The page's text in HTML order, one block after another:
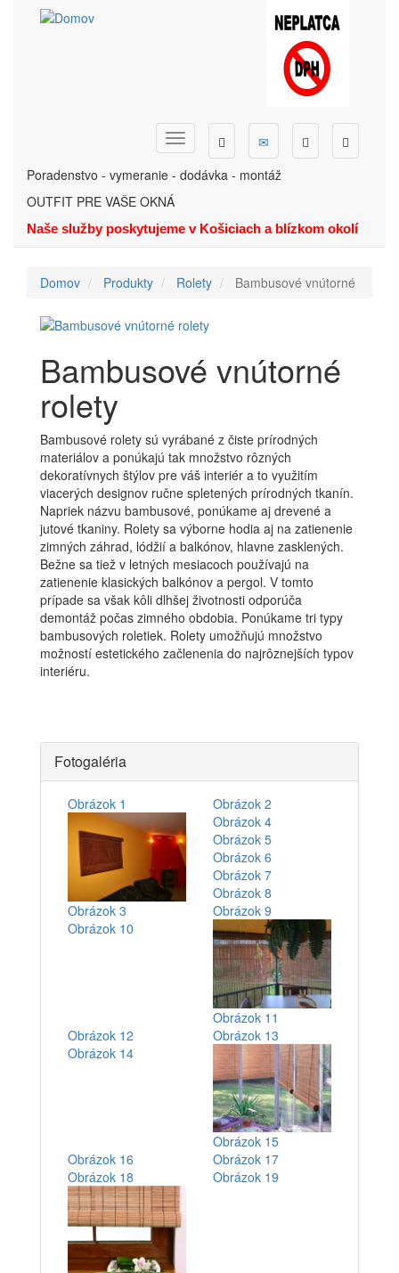
Telefón
Hľadať
Menu
Ponuka
Poradenstvo - vymeranie - dodávka - montáž
OUTFIT PRE VAŠE OKNÁ
Naše služby poskytujeme v Košiciach a blízkom okolí
Domov Produkty Rolety Bambusové vnútorné
Bambusové vnútorné
rolety
Bambusové rolety sú vyrábané z čiste prírodných
materiálov a ponúkajú tak množstvo rôzných
dekoratívnych štýlov pre váš interiér a to využitím
viacerých designov ručne spletených prírodných tkanín.
Napriek názvu bambusové, ponúkame aj drevené a
jutové tkaniny. Rolety sa výborne hodia aj na zatienenie
zimných záhrad, lódžií a balkónov, hlavne zasklených.
Bežne sa tiež v letných mesiacoch používajú na
zatienenie klasických balkónov a pergol. V tomto
prípade sa však kôli dlhšej životnosti odporúča
demontáž počas zimného obdobia. Ponúkame tri typy
bambusových roletiek. Rolety umožňujú množstvo
možností estetického začlenenia do najrôznejších typov
interiéru.
Fotogaléria
Obrázok 1 Obrázok 2
Obrázok 3
Obrázok 4
Obrázok 5
Obrázok 6
Obrázok 7
Obrázok 8
Obrázok 9
Obrázok 10
Obrázok 11
Obrázok 12
Obrázok 13
Obrázok 14
Obrázok 15
Obrázok 16
Obrázok 17
Obrázok 18
Obrázok 19